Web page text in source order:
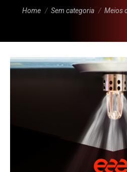
You are here:
Home Sem categoria Meios